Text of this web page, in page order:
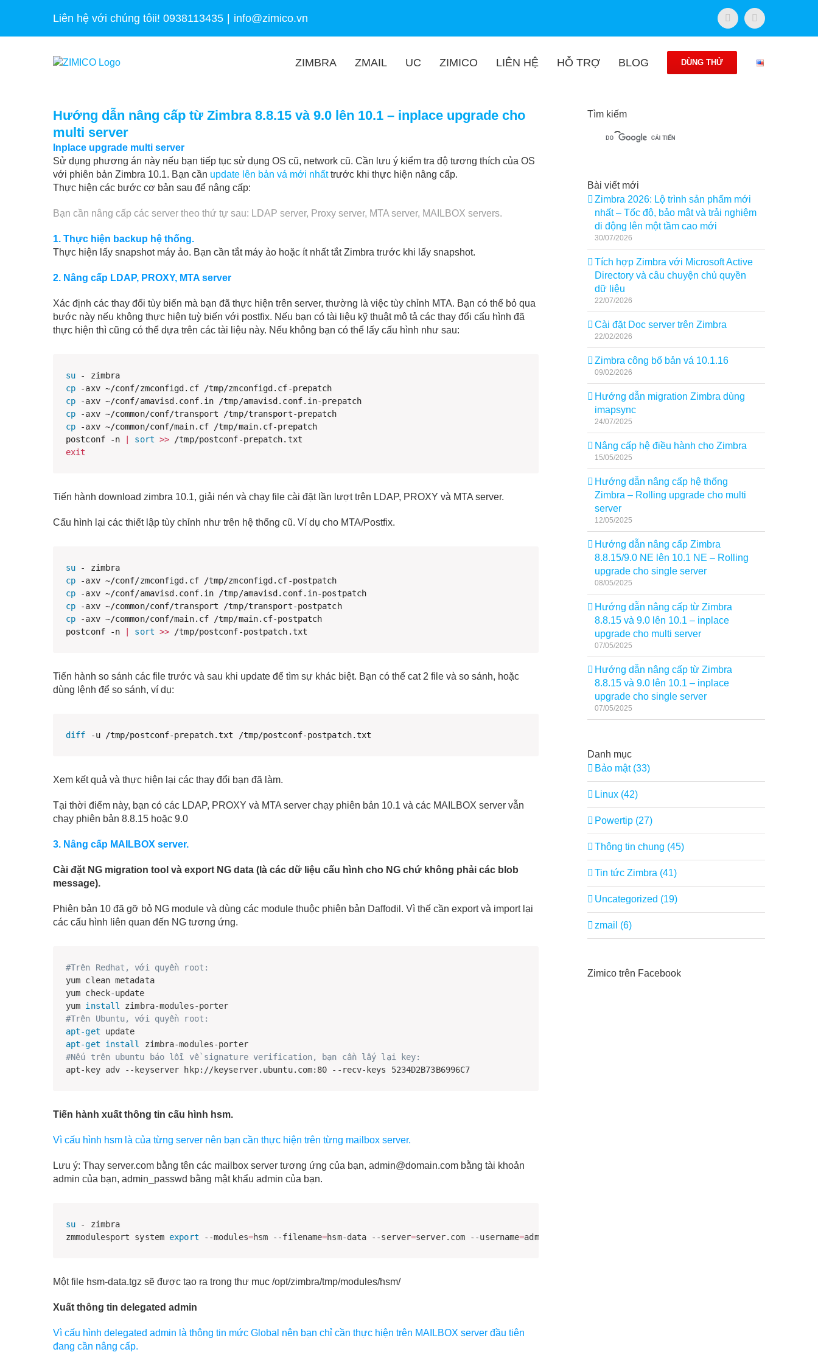
Liên hệ với chúng tôii! 0938113435 info@zimico.vn FacebookTwitter
ZIMBRA ZMAIL UC ZIMICO LIÊN HỆ HỖ TRỢ BLOG DÙNG THỬ
Hướng dẫn nâng cấp từ Zimbra 8.8.15 và 9.0 lên 10.1 – inplace upgrade cho
multi server
Inplace upgrade multi server
Sử dụng phương án này nếu bạn tiếp tục sử dụng OS cũ, network cũ. Cần lưu ý kiểm tra độ tương thích của OS
với phiên bản Zimbra 10.1. Bạn cần update lên bản vá mới nhấttrước khi thực hiện nâng cấp.
Thực hiện các bước cơ bản sau để nâng cấp:
Bạn cần nâng cấp các server theo thứ tự sau: LDAP server, Proxy server, MTA server, MAILBOX servers.
1. Thực hiện backup hệ thống.
Thực hiện lấy snapshot máy ảo. Bạn cần tắt máy ảo hoặc ít nhất tắt Zimbra trước khi lấy snapshot.
2. Nâng cấp LDAP, PROXY, MTA server
Xác định các thay đổi tùy biến mà bạn đã thực hiện trên server, thường là việc tùy chỉnh MTA. Bạn có thể bỏ qua
bước này nếu không thực hiện tuỳ biến với postfix. Nếu bạn có tài liệu kỹ thuật mô tả các thay đổi cấu hình đã
thực hiện thì cũng có thể dựa trên các tài liệu này. Nếu không bạn có thể lấy cấu hình như sau:
su
cp
cp
cp
cp -axv ~/common/conf/main.cf /tmp/main.cf-prepatch
postconf -n
| sort >>
exit
Tiến hành download zimbra 10.1, giải nén và chạy file cài đặt lần lượt trên LDAP, PROXY và MTA server.
Cấu hình lại các thiết lập tùy chỉnh như trên hệ thống cũ. Ví dụ cho MTA/Postfix.
su
cp
cp
cp
-axv ~/common/conf/transport /tmp/transport-postpatch
cp -axv ~/common/conf/main.cf /tmp/main.cf-postpatch
postconf -n
| sort >> /tmp/postconf-postpatch.txt
Tiến hành so sánh các file trước và sau khi update để tìm sự khác biệt. Bạn có thể cat 2 file và so sánh, hoặc
dùng lệnh để so sánh, ví dụ:
diff -u /tmp/postconf-prepatch.txt /tmp/postconf-postpatch.txt
Xem kết quả và thực hiện lại các thay đổi bạn đã làm.
Tại thời điểm này, bạn có các LDAP, PROXY và MTA server chạy phiên bản 10.1 và các MAILBOX server vẫn
chạy phiên bản 8.8.15 hoặc 9.0
3. Nâng cấp MAILBOX server.
Cài đặt NG migration tool và export NG data (là các dữ liệu cấu hình cho NG chứ không phải các blob
message).
Phiên bản 10 đã gỡ bỏ NG module và dùng các module thuộc phiên bản Daffodil. Vì thế cần export và import lại
các cấu hình liên quan đến NG tương ứng.
#Trên Redhat, với quyền root:
yum clean metadata
yum check-update
yum install
#Trên Ubuntu, với quyền root:
apt-get
apt-get
install
zimbra-modules-porter
#Nếu trên ubuntu báo lỗi về signature verification, bạn cần lấy lại key:
apt-key adv --keyserver hkp://keyserver.ubuntu.com:80 --recv-keys 5234D2B73B6996C7
Tiến hành xuất thông tin cấu hình hsm.
Vì cấu hình hsm là của từng server nên bạn cần thực hiện trên từng mailbox server.
Lưu ý: Thay server.com bằng tên các mailbox server tương ứng của bạn, admin@domain.com bằng tài khoản
admin của bạn, admin_passwd bằng mật khẩu admin của bạn.
su - zimbra
zmmodulesport system export --modules=hsm --filename=hsm-data --server=server.com --username=admin@domain.com --password
Một file hsm-data.tgz sẽ được tạo ra trong thư mục /opt/zimbra/tmp/modules/hsm/
Xuất thông tin delegated admin
Vì cấu hình delegated admin là thông tin mức Global nên bạn chỉ cần thực hiện trên MAILBOX server đầu tiên
đang cần nâng cấp.
Tìm kiếm
Bài viết mới
Zimbra 2026: Lộ trình sản phẩm mới
nhất – Tốc độ, bảo mật và trải nghiệm
di động lên một tầm cao mới
30/07/2026
Tích hợp Zimbra với Microsoft Active
Directory và câu chuyện chủ quyền
dữ liệu
22/07/2026
Cài đặt Doc server trên Zimbra
22/02/2026
Zimbra công bố bản vá 10.1.16
09/02/2026
Hướng dẫn migration Zimbra dùng
imapsync
24/07/2025
Nâng cấp hệ điều hành cho Zimbra
15/05/2025
Hướng dẫn nâng cấp hệ thống
Zimbra – Rolling upgrade cho multi
server
12/05/2025
Hướng dẫn nâng cấp Zimbra
8.8.15/9.0 NE lên 10.1 NE – Rolling
upgrade cho single server
08/05/2025
Hướng dẫn nâng cấp từ Zimbra
8.8.15 và 9.0 lên 10.1 – inplace
upgrade cho multi server
07/05/2025
Hướng dẫn nâng cấp từ Zimbra
8.8.15 và 9.0 lên 10.1 – inplace
upgrade cho single server
07/05/2025
Danh mục
Bảo mật (33)
Linux (42)
Powertip (27)
Thông tin chung (45)
Tin tức Zimbra (41)
Uncategorized (19)
zmail (6)
Zimico trên Facebook